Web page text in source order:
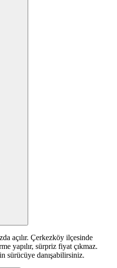
açılır. Çerkezköy ilçesinde
yapılır, sürpriz fiyat çıkmaz.
sürücüye danışabilirsiniz.